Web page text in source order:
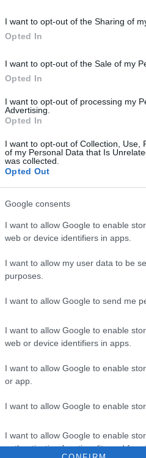
I want to opt-out of the Sharing of
Opted In
I want to opt-out of the Sale of my
Opted In
I want to opt-out of processing my
Advertising.
Opted In
I want to opt-out of Collection, Use,
of my Personal Data that Is
was collected.
Opted Out
Google consents
I want to allow Google to enable
web or device identifiers in apps.
I want to allow my user data to be
purposes.
I want to allow Google to send me
I want to allow Google to enable
web or device identifiers in apps.
I want to allow Google to enable
or app.
I want to allow Google to enable
I want to allow Google to enable
authentication functionality and
ajtót, végül a
között legyen a Google-